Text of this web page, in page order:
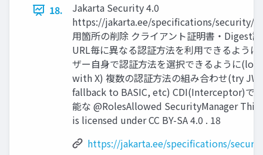
18.
Jakarta Security 4.0
https://jakarta.ee/specifications/security/
用箇所の削除 クライアント証明書・Digest
URL毎に異なる認証方法を利用できるように
ザー自身で認証方法を選択できるように
with X) 複数の認証方法の組み合わせ(try
fallback to BASIC, etc) CDI(Interceptor)で
能な @RolesAllowed SecurityManager
is licensed under CC BY-SA 4.0 . 18
https://jakarta.ee/specifications/